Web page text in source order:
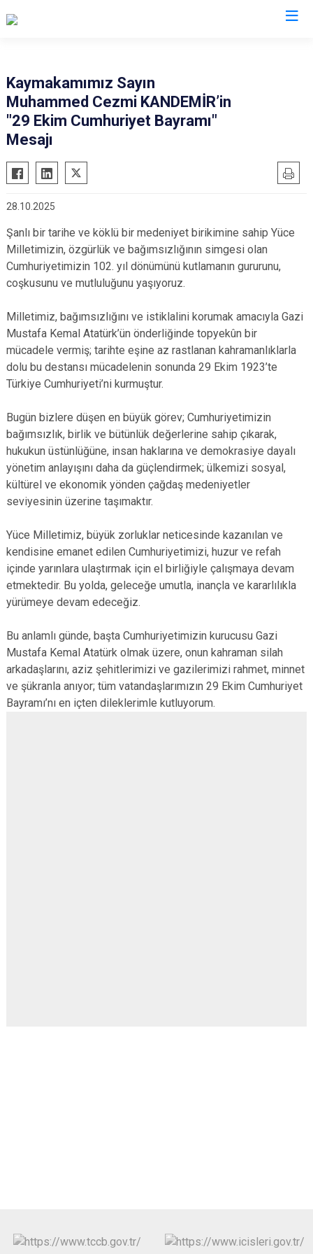
Ayancık
Boyabat
Durağan
Saraydüzü
Türkeli
Kaymakamımız Sayın
Muhammed Cezmi KANDEMİR’in
"29 Ekim Cumhuriyet Bayramı"
Mesajı
28.10.2025
Şanlı bir tarihe ve köklü bir medeniyet birikimine sahip Yüce
Milletimizin, özgürlük ve bağımsızlığının simgesi olan
Cumhuriyetimizin 102. yıl dönümünü kutlamanın gururunu,
coşkusunu ve mutluluğunu yaşıyoruz.
Milletimiz, bağımsızlığını ve istiklalini korumak amacıyla Gazi
Mustafa Kemal Atatürk’ün önderliğinde topyekûn bir
mücadele vermiş; tarihte eşine az rastlanan kahramanlıklarla
dolu bu destansı mücadelenin sonunda 29 Ekim 1923’te
Türkiye Cumhuriyeti’ni kurmuştur.
Bugün bizlere düşen en büyük görev; Cumhuriyetimizin
bağımsızlık, birlik ve bütünlük değerlerine sahip çıkarak,
hukukun üstünlüğüne, insan haklarına ve demokrasiye dayalı
yönetim anlayışını daha da güçlendirmek; ülkemizi sosyal,
kültürel ve ekonomik yönden çağdaş medeniyetler
seviyesinin üzerine taşımaktır.
Yüce Milletimiz, büyük zorluklar neticesinde kazanılan ve
kendisine emanet edilen Cumhuriyetimizi, huzur ve refah
içinde yarınlara ulaştırmak için el birliğiyle çalışmaya devam
etmektedir. Bu yolda, geleceğe umutla, inançla ve kararlılıkla
yürümeye devam edeceğiz.
Bu anlamlı günde, başta Cumhuriyetimizin kurucusu Gazi
Mustafa Kemal Atatürk olmak üzere, onun kahraman silah
arkadaşlarını, aziz şehitlerimizi ve gazilerimizi rahmet, minnet
ve şükranla anıyor; tüm vatandaşlarımızın 29 Ekim Cumhuriyet
Bayramı’nı en içten dileklerimle kutluyorum.